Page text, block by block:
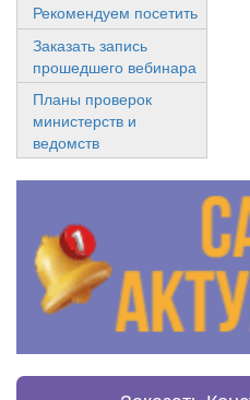
Рекомендуем посетить
Заказать запись
прошедшего вебинара
Планы проверок
министерств и
ведомств